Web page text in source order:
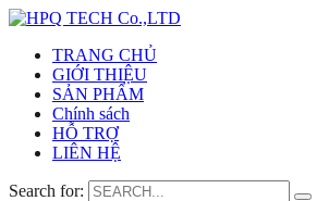
TRANG CHỦ
GIỚI THIỆU
SẢN PHẨM
Chính sách
HỖ TRỢ
LIÊN HỆ
Search for: